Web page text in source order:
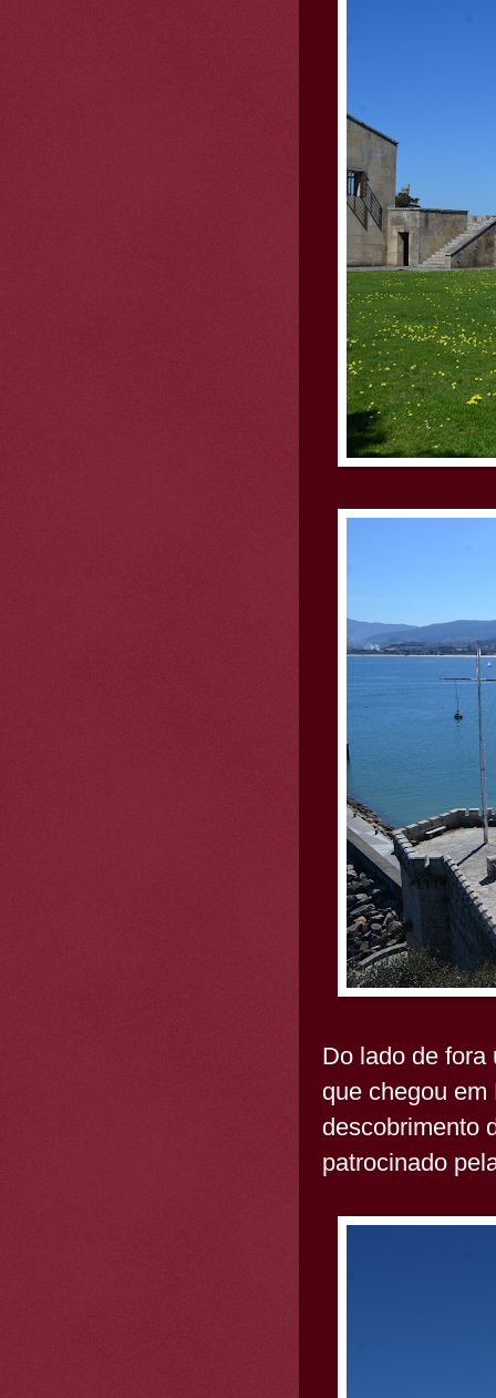
Do lado de fora
que chegou
descobrimento
patrocinado